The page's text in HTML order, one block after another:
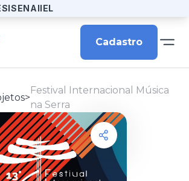
SENAIIEL
Cadastro
>
Festival Internacional Música
na Serra